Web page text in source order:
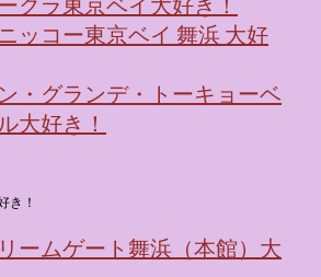
クラ東京ベイ大好き！
ッコー東京ベイ 舞浜 大好
・グランデ・トーキョーベ
大好き！
き！
ームゲート舞浜（本館）大